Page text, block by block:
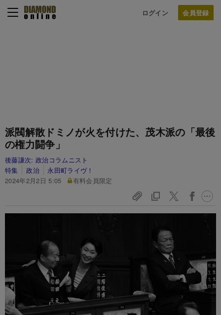
ログイン
派閥解散ドミノが火を付けた、茂木派の「最後
の権力闘争」
後藤謙次: 政治コラムニスト
特集
政治
永田町ライヴ！
2024年2月2日 5:05
有料会員限定